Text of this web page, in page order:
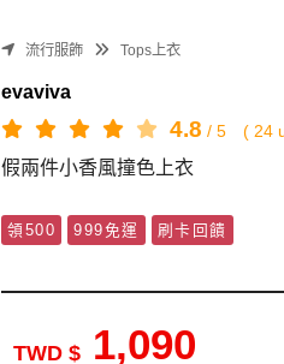
流行服飾 Tops上衣
evaviva
4.8 / 5 ( 24
假兩件小香風撞色上衣
領500 999免運 刷卡回饋
TWD $ 1,090